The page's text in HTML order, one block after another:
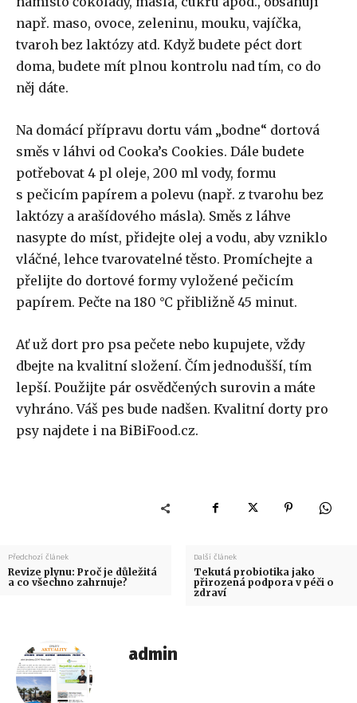
např. maso, ovoce, zeleninu, mouku, vajíčka,
tvaroh bez laktózy atd. Když budete péct dort
doma, budete mít plnou kontrolu nad tím, co do
něj dáte.
Na domácí přípravu dortu vám „bodne“ dortová
směs v láhvi od Cooka’s Cookies. Dále budete
potřebovat 4 pl oleje, 200 ml vody, formu
s pečicím papírem a polevu (např. z tvarohu bez
laktózy a arašídového másla). Směs z láhve
nasypte do míst, přidejte olej a vodu, aby vzniklo
vláčné, lehce tvarovatelné těsto. Promíchejte a
přelijte do dortové formy vyložené pečicím
papírem. Pečte na 180 °C přibližně 45 minut.
Ať už dort pro psa pečete nebo kupujete, vždy
dbejte na kvalitní složení. Čím jednodušší, tím
lepší. Použijte pár osvědčených surovin a máte
vyhráno. Váš pes bude nadšen. Kvalitní dorty pro
psy najdete i na BiBiFood.cz.
Předchozí článek
Revize plynu: Proč je důležitá
a co všechno zahrnuje?
Další článek
Tekutá probiotika jako
přirozená podpora v péči o
zdraví
admin